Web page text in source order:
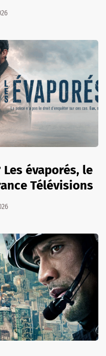
évaporés, le
Télévisions